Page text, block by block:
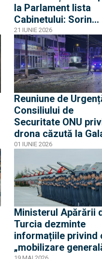
la Parlament lista
Cabinetului: Sorin
Cîmpeanu la
Luca Niculescu la
Externe
21 IUNIE 2026
Reuniune de
Consiliului de
Securitate ONU
drona căzută la
01 IUNIE 2026
Ministerul Apărării
Turcia dezminte
informațiile privind
„mobilizare